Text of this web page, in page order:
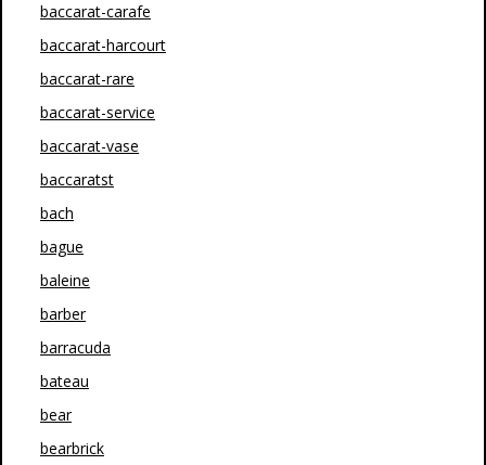
baccarat-carafe
baccarat-harcourt
baccarat-rare
baccarat-service
baccarat-vase
baccaratst
bach
bague
baleine
barber
barracuda
bateau
bear
bearbrick